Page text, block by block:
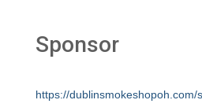
Sponsor
https://dublinsmokeshopoh.com/